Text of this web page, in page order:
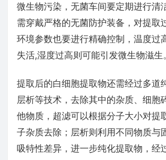
微生物污染，无菌车间要定期进行清
需穿戴严格的无菌防护装备，对提取
环境参数也要进行精确控制，温度过
失活,湿度过高则可能引发微生物滋生。
提取后的白细胞提取物还需经过多道
层析等技术，去除其中的杂质、细胞
他物质，超滤可以根据分子大小对提
子杂质去除；层析则利用不同物质与
吸特性差异，进一步纯化提取物，经